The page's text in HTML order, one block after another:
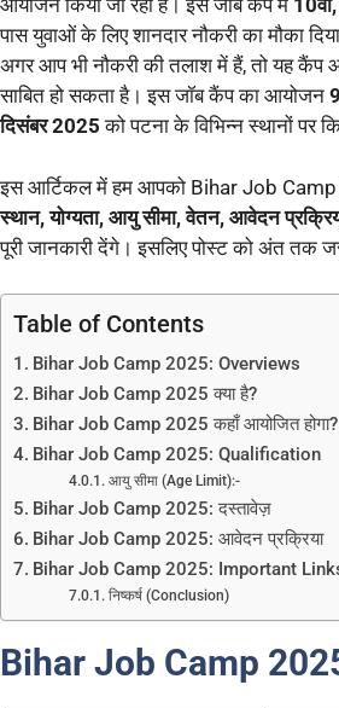
आयोजन किया जा रहा है। इस जॉब कैंप में
पास युवाओं के लिए शानदार नौकरी का मौका
अगर आप भी नौकरी की तलाश में हैं, तो यह कैंप
साबित हो सकता है। इस जॉब कैंप का आयोजन
दिसंबर 2025 को पटना के विभिन्न स्थानों पर
इस आर्टिकल में हम आपको Bihar Job
स्थान, योग्यता, आयु सीमा, वेतन, आवेदन
पूरी जानकारी देंगे। इसलिए पोस्ट को अंत तक
Table of Contents
Bihar Job Camp 2025: Overviews
Bihar Job Camp 2025 क्या है?
Bihar Job Camp 2025 कहाँ आयोजित
Bihar Job Camp 2025: Qualification
आयु सीमा (Age Limit):-
Bihar Job Camp 2025: दस्तावेज़
Bihar Job Camp 2025: आवेदन प्रक्रिया
Bihar Job Camp 2025: Important
निष्कर्ष (Conclusion)
Bihar Job Camp